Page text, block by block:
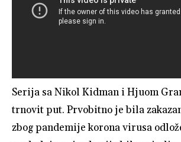
Serija sa Nikol Kidman i Hjuom
trnovit put. Prvobitno je bila
zbog pandemije korona virusa